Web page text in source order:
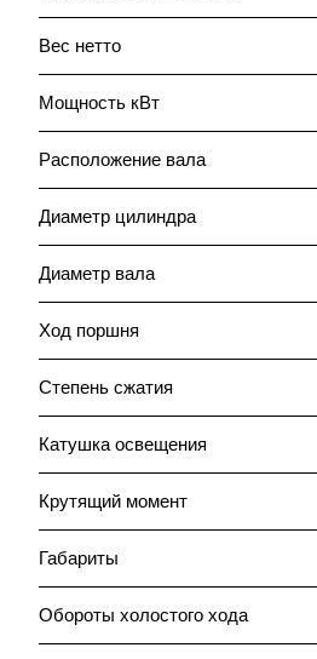
Вес нетто
Мощность кВт
Расположение вала
Диаметр цилиндра
Диаметр вала
Ход поршня
Степень сжатия
Катушка освещения
Крутящий момент
Габариты
Обороты холостого хода